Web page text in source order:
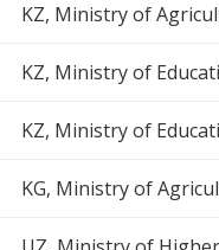
KZ, Ministry of
KZ, Ministry of
KZ, Ministry of
KG, Ministry of